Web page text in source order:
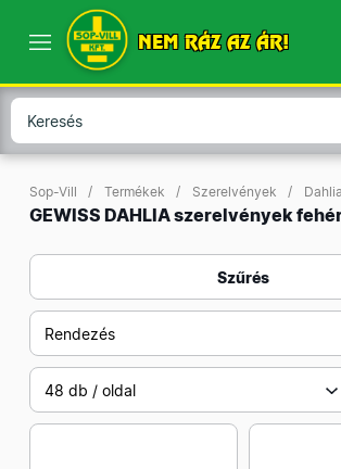
NEM RÁZ AZ ÁR!
Sop-Vill Termékek Szerelvények Dahlia
GEWISS DAHLIA szerelvények
Szűrés
Rendezés
48 db / oldal